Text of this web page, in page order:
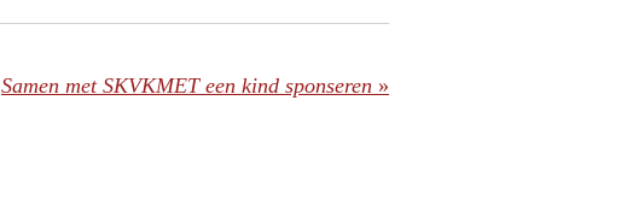
Samen met SKVKMET een kind sponseren »